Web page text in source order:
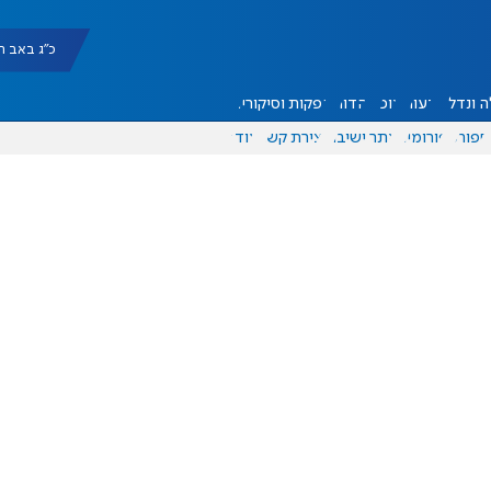
כ"ג באב תשפ"ו
ונדל"ן דעות אוכל יהדות הפקות וסיקורים
ספורט פורומים אתר ישיבה יצירת קשר עוד